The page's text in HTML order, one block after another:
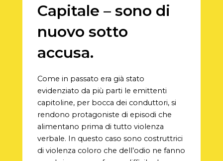
Capitale – sono di
nuovo sotto
accusa.
Come in passato era già stato
evidenziato da più parti le emittenti
capitoline, per bocca dei conduttori, si
rendono protagoniste di episodi che
alimentano prima di tutto violenza
verbale. In questo caso sono costruttrici
di violenza coloro che dell’odio ne fanno